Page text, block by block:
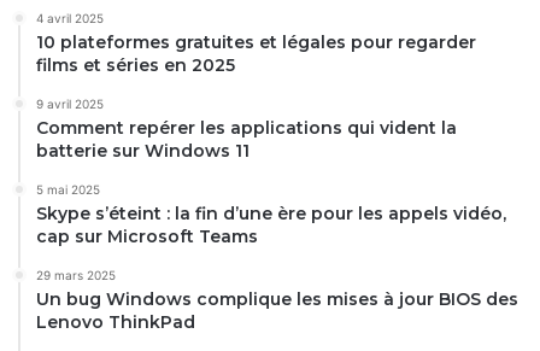
4 avril 2025
10 plateformes gratuites et légales pour regarder
films et séries en 2025
9 avril 2025
Comment repérer les applications qui vident la
batterie sur Windows 11
5 mai 2025
Skype s’éteint : la fin d’une ère pour les appels vidéo,
cap sur Microsoft Teams
29 mars 2025
Un bug Windows complique les mises à jour BIOS des
Lenovo ThinkPad